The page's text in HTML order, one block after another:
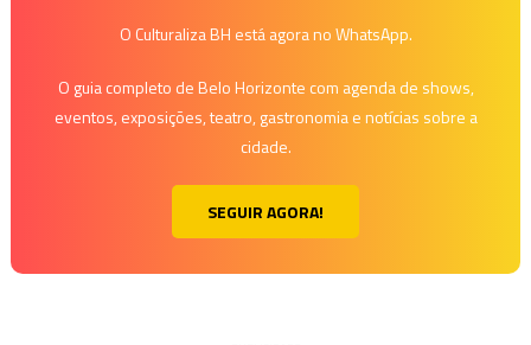
O Culturaliza BH está agora no WhatsApp.
O guia completo de Belo Horizonte com agenda de shows,
eventos, exposições, teatro, gastronomia e notícias sobre a
cidade.
SEGUIR AGORA!